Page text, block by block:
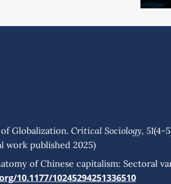
of Globalization. Critical Sociology, 51(4-
work published 2025)
of Chinese capitalism:
10.1177/10245294251336510